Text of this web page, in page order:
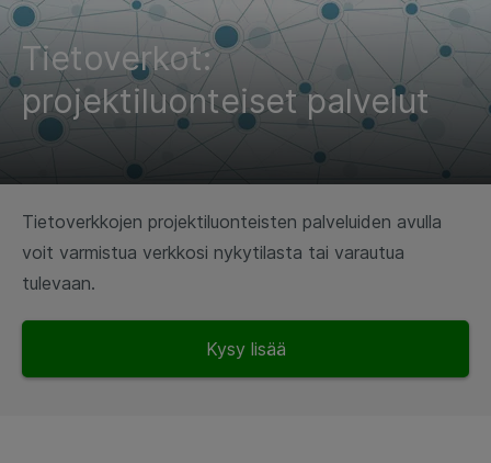
Tietoverkot:
projektiluonteiset palvelut
Tietoverkkojen projektiluonteisten palveluiden avulla
voit varmistua verkkosi nykytilasta tai varautua
tulevaan.
Kysy lisää